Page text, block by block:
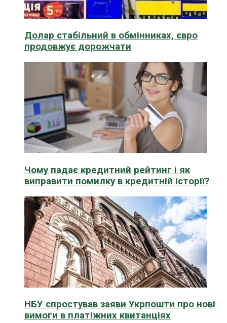
Долар стабільний в обмінниках, євро
продовжує дорожчати
Чому падає кредитний рейтинг і як
виправити помилку в кредитній історії?
НБУ спростував заяви Укрпошти про нові
вимоги в платіжних квитанціях